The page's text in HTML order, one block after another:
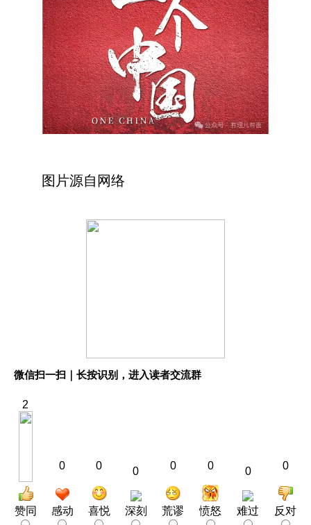
图片源自网络
微信扫一扫｜长按识别，进入读者交流群
2
赞同
0
感动
0
喜悦
0
深刻
0
荒谬
0
愤怒
0
难过
0
反对